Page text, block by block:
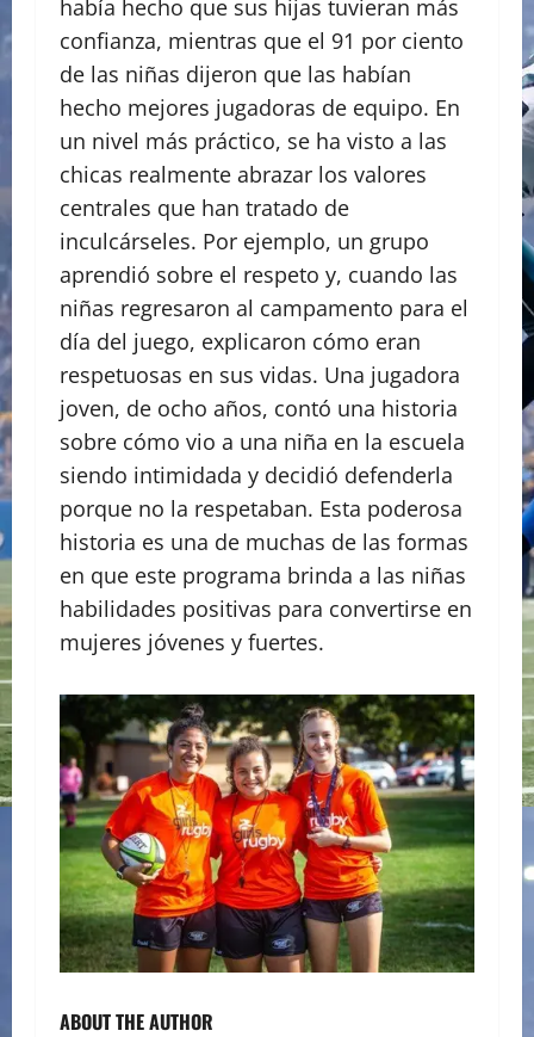
había hecho que sus hijas tuvieran más
confianza, mientras que el 91 por ciento
de las niñas dijeron que las habían
hecho mejores jugadoras de equipo. En
un nivel más práctico, se ha visto a las
chicas realmente abrazar los valores
centrales que han tratado de
inculcárseles. Por ejemplo, un grupo
aprendió sobre el respeto y, cuando las
niñas regresaron al campamento para el
día del juego, explicaron cómo eran
respetuosas en sus vidas. Una jugadora
joven, de ocho años, contó una historia
sobre cómo vio a una niña en la escuela
siendo intimidada y decidió defenderla
porque no la respetaban. Esta poderosa
historia es una de muchas de las formas
en que este programa brinda a las niñas
habilidades positivas para convertirse en
mujeres jóvenes y fuertes.
ABOUT THE AUTHOR